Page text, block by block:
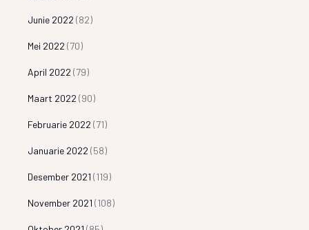
Junie 2022 (82)
Mei 2022 (70)
April 2022 (79)
Maart 2022 (90)
Februarie 2022 (71)
Januarie 2022 (58)
Desember 2021 (119)
November 2021 (108)